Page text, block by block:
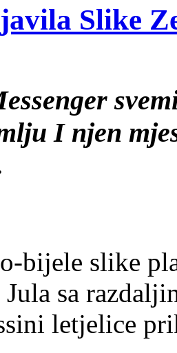
Slike
I njen
bijele slike
sa
letjelice